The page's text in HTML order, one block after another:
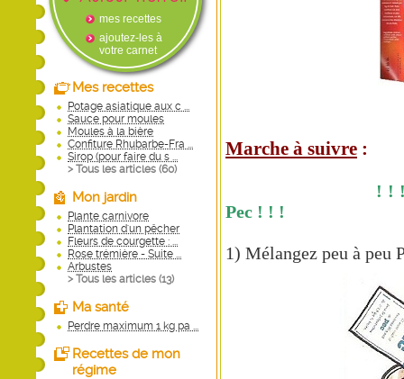
mes recettes
ajoutez-les à
votre carnet
Mes recettes
Potage asiatique aux c ...
Sauce pour moules
Moules à la bière
Confiture Rhubarbe-Fra ...
Sirop (pour faire du s ...
> Tous les articles (60)
Mon jardin
Plante carnivore
Plantation d'un pêcher
Fleurs de courgette : ...
Rose trémière - Suite ...
Arbustes
> Tous les articles (13)
Ma santé
Perdre maximum 1 kg pa ...
Recettes de mon
régime
Marche à suivre :
! ! ! N'ajoutez
Pec ! ! !
1) Mélangez peu à peu